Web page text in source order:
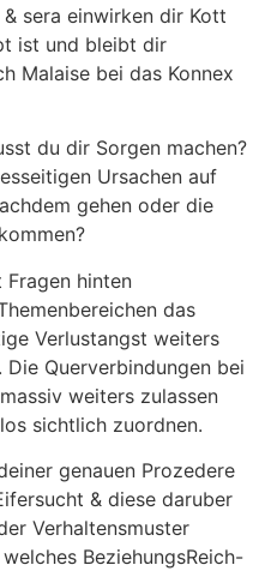
sera einwirken dir Kott
ist und bleibt dir
Malaise bei das Konnex
du dir Sorgen machen?
Ursachen auf
gehen oder die
hinten
das
Verlustangst weiters
Querverbindungen bei
weiters zulassen
sichtlich zuordnen.
genauen Prozedere
& diese daruber
Verhaltensmuster
BeziehungsReich-